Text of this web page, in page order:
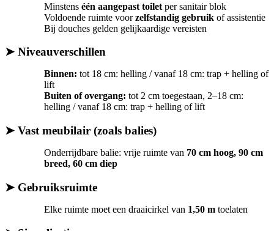
Minstens één aangepast toilet per sanitair blok
Voldoende ruimte voorzelfstandig gebruik of assistentie
Bij douches gelden gelijkaardige vereisten
➤ Niveauverschillen
Binnen: tot 18 cm: helling / vanaf 18 cm: trap + helling of
lift
Buiten of overgang: tot 2 cm toegestaan, 2–18 cm:
helling / vanaf 18 cm: trap + helling of lift
➤ Vast meubilair (zoals balies)
Onderrijdbare balie: vrije ruimte van 70 cm hoog, 90 cm
breed, 60 cm diep
➤ Gebruiksruimte
Elke ruimte moet een draaicirkel van 1,50 m toelaten